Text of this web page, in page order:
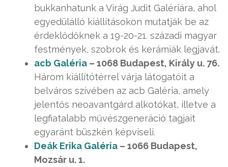
bukkanhatunk a Virág Judit Galériára, ahol
egyedülálló kiállításokon mutatják be az
érdeklődőknek a 19-20-21. századi magyar
festmények, szobrok és kerámiák legjavát.
acb Galéria – 1068 Budapest, Király u. 76.
Három kiállítótérrel várja látogatóit a
belváros szívében az acb Galéria, amely
jelentős neoavantgárd alkotókat, illetve a
legfiatalabb művészgeneráció tagjait
egyaránt büszkén képviseli.
Deák Erika Galéria – 1066 Budapest,
Mozsár u. 1.